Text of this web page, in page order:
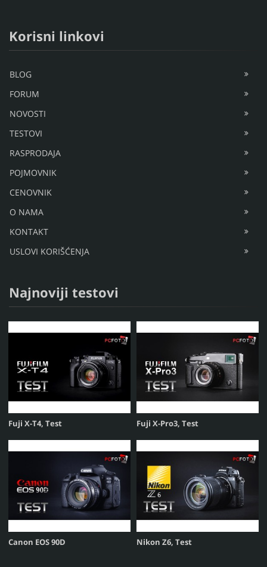
Korisni linkovi
BLOG
FORUM
NOVOSTI
TESTOVI
RASPRODAJA
POJMOVNIK
CENOVNIK
O NAMA
KONTAKT
USLOVI KORIŠĆENJA
Najnoviji testovi
Fuji X-T4, Test Fuji X-Pro3, Test
Canon EOS 90D Nikon Z6, Test